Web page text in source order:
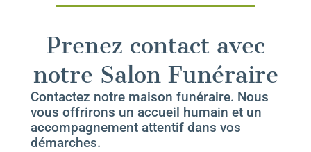
Prenez contact avec
notre Salon Funéraire
Contactez notre maison funéraire. Nous
vous offrirons un accueil humain et un
accompagnement attentif dans vos
démarches.